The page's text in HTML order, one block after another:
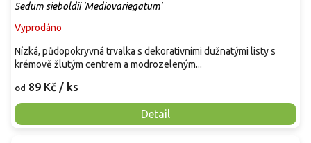
Sedum sieboldii 'Mediovariegatum'
Vyprodáno
od 89 Kč / ks
Detail
Nízká, půdopokryvná trvalka s dekorativními dužnatými listy s
krémově žlutým centrem a modrozeleným...